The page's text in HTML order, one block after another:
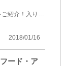
東京ディズニーシーのアメリカンウォーターフロントにある「ニューヨーク・デリ」をご紹介！入り口の自...
2018/01/16
ード・ア